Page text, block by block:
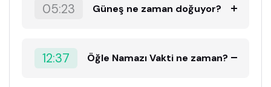
05:23 Güneş ne zaman doğuyor?
12:37 Öğle Namazı Vakti ne zaman?